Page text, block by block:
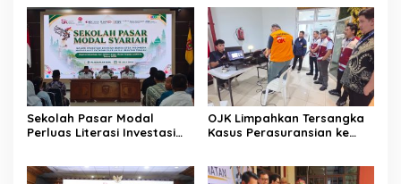
Sekolah Pasar Modal
Perluas Literasi Investasi
OJK Limpahkan Tersangka
Kasus Perasuransian ke